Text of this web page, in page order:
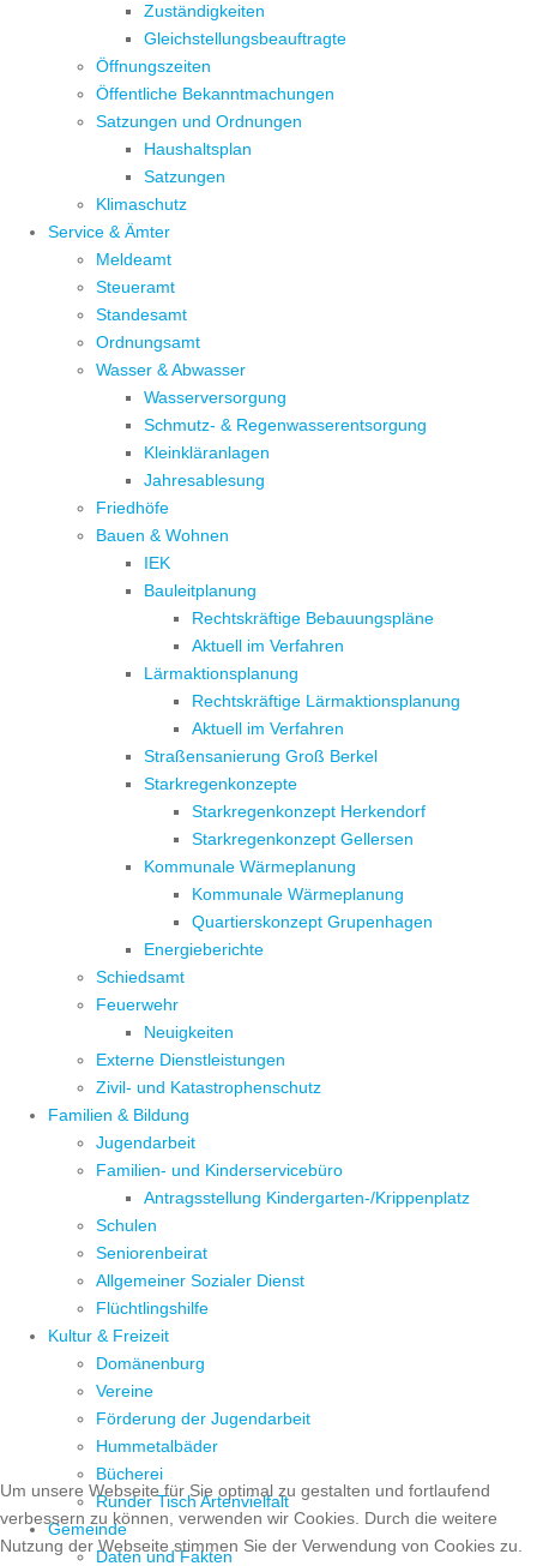
Zuständigkeiten
Gleichstellungsbeauftragte
Öffnungszeiten
Öffentliche Bekanntmachungen
Satzungen und Ordnungen
Haushaltsplan
Satzungen
Klimaschutz
Service & Ämter
Meldeamt
Steueramt
Standesamt
Ordnungsamt
Wasser & Abwasser
Wasserversorgung
Schmutz- & Regenwasserentsorgung
Kleinkläranlagen
Jahresablesung
Friedhöfe
Bauen & Wohnen
IEK
Bauleitplanung
Rechtskräftige Bebauungspläne
Aktuell im Verfahren
Lärmaktionsplanung
Rechtskräftige Lärmaktionsplanung
Aktuell im Verfahren
Straßensanierung Groß Berkel
Starkregenkonzepte
Starkregenkonzept Herkendorf
Starkregenkonzept Gellersen
Kommunale Wärmeplanung
Kommunale Wärmeplanung
Quartierskonzept Grupenhagen
Energieberichte
Schiedsamt
Feuerwehr
Neuigkeiten
Externe Dienstleistungen
Zivil- und Katastrophenschutz
Familien & Bildung
Jugendarbeit
Familien- und Kinderservicebüro
Antragsstellung Kindergarten-/Krippenplatz
Schulen
Seniorenbeirat
Allgemeiner Sozialer Dienst
Flüchtlingshilfe
Kultur & Freizeit
Domänenburg
Vereine
Förderung der Jugendarbeit
Hummetalbäder
Bücherei
Runder Tisch Artenvielfalt
Gemeinde
Daten und Fakten
Um unsere Webseite für Sie optimal zu gestalten und fortlaufend
verbessern zu können, verwenden wir Cookies. Durch die weitere
Nutzung der Webseite stimmen Sie der Verwendung von Cookies zu.